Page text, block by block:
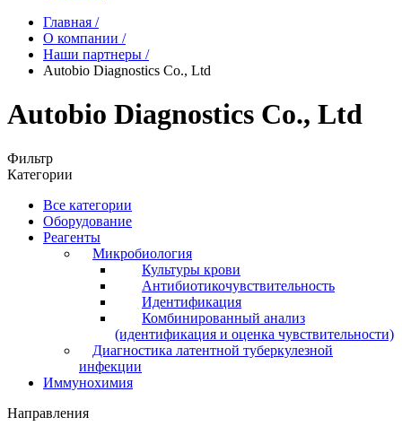
Главная /
О компании /
Наши партнеры /
Autobio Diagnostics Co., Ltd
Autobio Diagnostics Co., Ltd
Фильтр
Категории
Все категории
Оборудование
Реагенты
Микробиология
Культуры крови
Антибиотикочувствительность
Идентификация
Комбинированный анализ
(идентификация и оценка чувствительности)
Диагностика латентной туберкулезной
инфекции
Иммунохимия
Направления